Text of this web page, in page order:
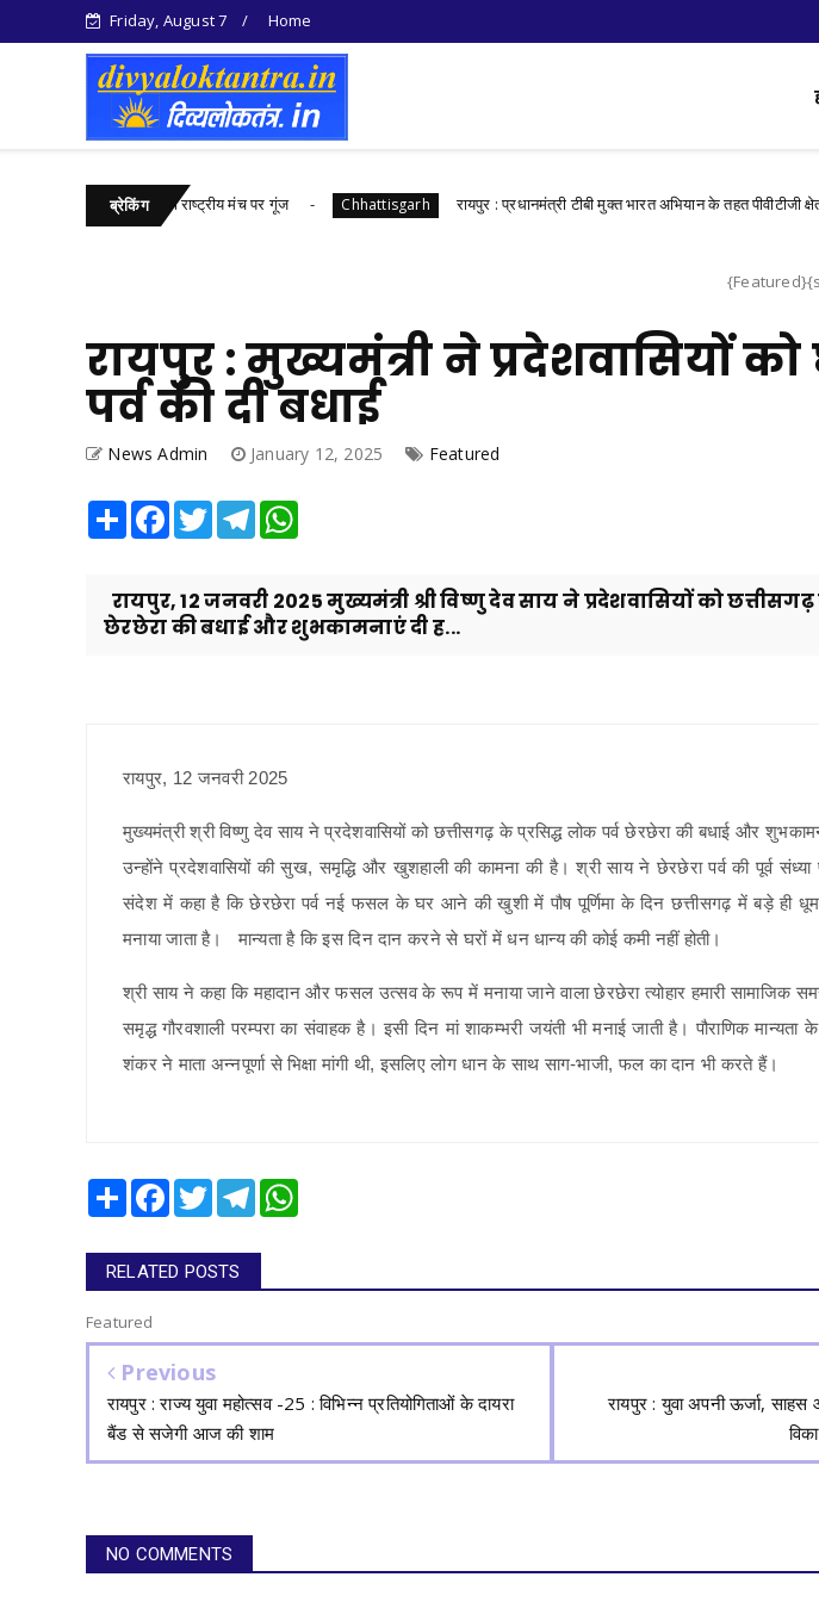
Friday, August 7 Home
ब्रेकिंग
के जैविक उत्पादों की राष्ट्रीय मंच पर गूंज Chhattisgarh रायपुर : प्रधानमंत्री टीबी मुक्त भारत अभियान के तहत पीवीटीजी क्षेत्रों
रायपुर : मुख्यमंत्री ने प्रदेशवासियों
पर्व की दी बधाई
News Admin January 12, 2025 Featured
Share Facebook
TwitterTelegram
रायपुर, 12 जनवरी 2025 मुख्यमंत्री श्री विष्णु देव साय ने प्रदेशवासियों को छत्तीसगढ़
छेरछेरा की बधाई और शुभकामनाएं दी ह...
रायपुर, 12 जनवरी 2025
मुख्यमंत्री श्री विष्णु देव साय ने प्रदेशवासियों को छत्तीसगढ़ के प्रसिद्ध लोक पर्व छेरछेरा की बधाई और
उन्होंने प्रदेशवासियों की सुख, समृद्धि और खुशहाली की कामना की है। श्री साय ने छेरछेरा पर्व की पूर्व
संदेश में कहा है कि छेरछेरा पर्व नई फसल के घर आने की खुशी में पौष पूर्णिमा के दिन छत्तीसगढ़ में बड़े ही
मनाया जाता है। मान्यता है कि इस दिन दान करने से घरों में धन धान्य की कोई कमी नहीं होती।
श्री साय ने कहा कि महादान और फसल उत्सव के रूप में मनाया जाने वाला छेरछेरा त्योहार हमारी सामाजिक
समृद्ध गौरवशाली परम्परा का संवाहक है। इसी दिन मां शाकम्भरी जयंती भी मनाई जाती है। पौराणिक
शंकर ने माता अन्नपूर्णा से भिक्षा मांगी थी, इसलिए लोग धान के साथ साग-भाजी, फल का दान भी करते हैं।
Share Facebook
TwitterTelegram
RELATED POSTS
Featured
Previous
रायपुर : राज्य युवा महोत्सव -25 : विभिन्न प्रतियोगिताओं के दायरा
बैंड से सजेगी आज की शाम
रायपुर : युवा अपनी ऊर्जा,
NO COMMENTS